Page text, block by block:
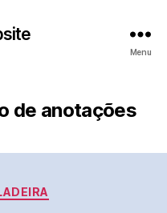
Menu
de anotações